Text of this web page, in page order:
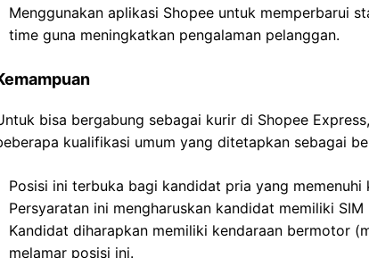
Menggunakan aplikasi Shopee untuk memperbarui
time guna meningkatkan pengalaman pelanggan.
bisa bergabung sebagai kurir di Shopee
kualifikasi umum yang ditetapkan sebagai
Posisi ini terbuka bagi kandidat pria yang memenuhi
Persyaratan ini mengharuskan kandidat memiliki
Kandidat diharapkan memiliki kendaraan bermotor
melamar posisi ini.